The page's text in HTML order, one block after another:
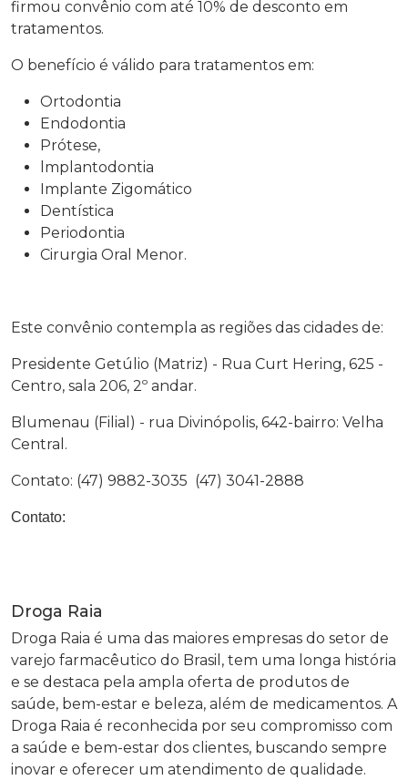
firmou convênio com até 10% de desconto em
tratamentos.
O benefício é válido para tratamentos em:
Ortodontia
Endodontia
Prótese,
lmplantodontia
Implante Zigomático
Dentística
Periodontia
Cirurgia Oral Menor.
Este convênio contempla as regiões das cidades de:
Presidente Getúlio (Matriz) - Rua Curt Hering, 625 -
Centro, sala 206, 2º andar.
Blumenau (Filial) - rua Divinópolis, 642-bairro: Velha
Central.
Contato: (47) 9882-3035 (47) 3041-2888
Contato:
Droga Raia
Droga Raia é uma das maiores empresas do setor de
varejo farmacêutico do Brasil, tem uma longa história
e se destaca pela ampla oferta de produtos de
saúde, bem-estar e beleza, além de medicamentos. A
Droga Raia é reconhecida por seu compromisso com
a saúde e bem-estar dos clientes, buscando sempre
inovar e oferecer um atendimento de qualidade.